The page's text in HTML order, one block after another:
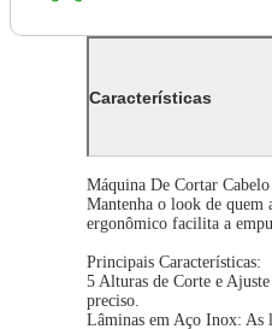
Características
Máquina De Cortar
Mantenha o look de quem
ergonômico facilita a
Principais Características:
5 Alturas de Corte e
preciso.
Lâminas em Aço Inox: As